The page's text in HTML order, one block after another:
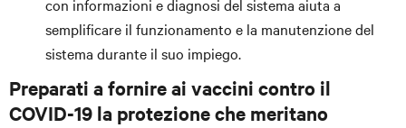
con informazioni e diagnosi del sistema aiuta a
semplificare il funzionamento e la manutenzione del
sistema durante il suo impiego.
Preparati a fornire ai vaccini contro il
COVID-19 la protezione che meritano